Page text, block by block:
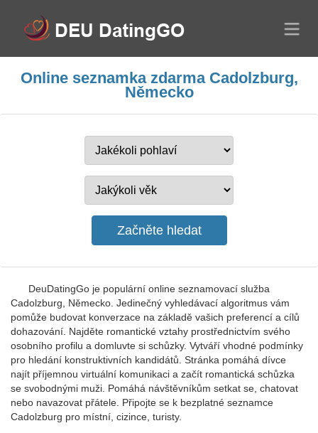
Online seznamka zdarma Cadolzburg,
Německo
DeuDatingGo je populární online seznamovací služba
Cadolzburg, Německo. Jedinečný vyhledávací algoritmus vám
pomůže budovat konverzace na základě vašich preferencí a cílů
dohazování. Najděte romantické vztahy prostřednictvím svého
osobního profilu a domluvte si schůzky. Vytváří vhodné podmínky
pro hledání konstruktivních kandidátů. Stránka pomáhá dívce
najít příjemnou virtuální komunikaci a začít romantická schůzka
se svobodnými muži. Pomáhá návštěvníkům setkat se, chatovat
nebo navazovat přátele. Připojte se k bezplatné seznamce
Cadolzburg pro místní, cizince, turisty.